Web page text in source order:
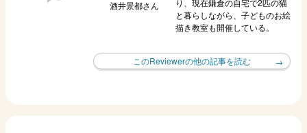
酒井景都さん
り、現在鎌倉の自宅で2匹の猫
と暮らしながら、子どものお絵
描き教室も開催している。
このReviewerの他の記事を読む